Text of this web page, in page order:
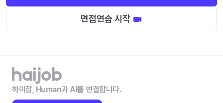
면접연습 시작
하이잡, Human과 AI를 연결합니다.